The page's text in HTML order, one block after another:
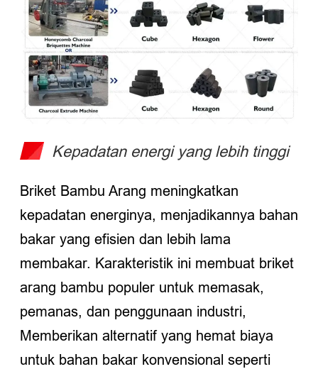
Kepadatan energi yang lebih tinggi
Briket Bambu Arang meningkatkan
kepadatan energinya, menjadikannya bahan
bakar yang efisien dan lebih lama
membakar. Karakteristik ini membuat briket
arang bambu populer untuk memasak,
pemanas, dan penggunaan industri,
Memberikan alternatif yang hemat biaya
untuk bahan bakar konvensional seperti